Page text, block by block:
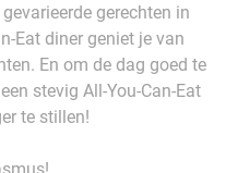
gerechten in
Eat diner geniet je van
En om de dag goed te
stevig All-You-Can-Eat
te stillen!